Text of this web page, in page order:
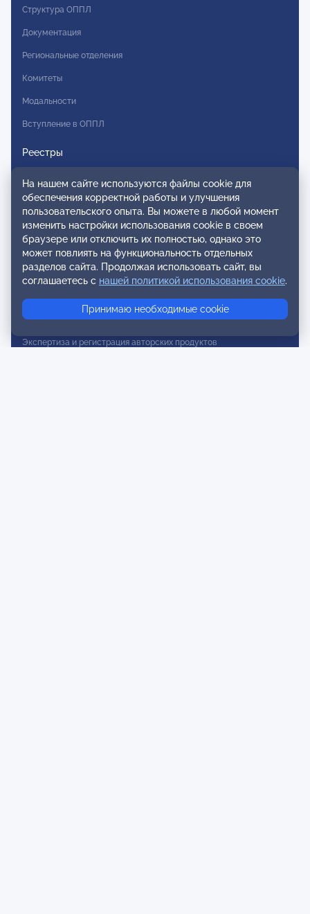
Структура ОППЛ
Документация
Региональные отделения
Комитеты
Модальности
Вступление в ОППЛ
Реестры
Реестр консультативных членов
Реестр действительных членов
Реестр аккредитованных супервизоров
Реестр СРО
Сертификация тренеров и преподавателей
Экспертиза и регистрация авторских продуктов
На нашем сайте используются файлы cookie для
обеспечения корректной работы и улучшения
пользовательского опыта. Вы можете в любой момент
изменить настройки использования cookie в своем
браузере или отключить их полностью, однако это
может повлиять на функциональность отдельных
разделов сайта. Продолжая использовать сайт, вы
соглашаетесь с нашей политикой использования cookie.
Принимаю необходимые cookie